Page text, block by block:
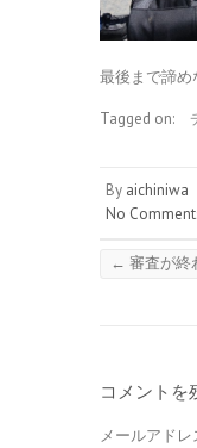
最後まで諦め
Tagged on:
By aichiniwa
No
← 審査が終
コメントを
メールアド